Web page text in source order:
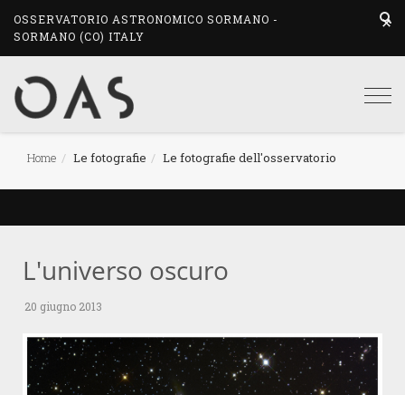
OSSERVATORIO ASTRONOMICO SORMANO -
SORMANO (CO) ITALY
Home Le fotografie Le fotografie dell'osservatorio
L'universo oscuro
20 giugno 2013